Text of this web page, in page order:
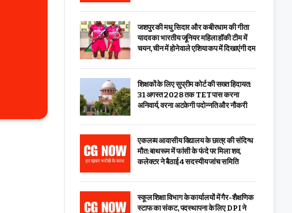
जशपुर की मधु सिदार और कबीरधाम की गीता
यादव का भारतीय जूनियर महिला हॉकी टीम में
चयन, चीन में होने वाले एशिया कप में दिखाएंगी दम
शिक्षकों के लिए सुप्रीम कोर्ट की सख्त हिदायत:
31 अगस्त 2028 तक TET पास करना
अनिवार्य, वरना अटकेगी पदोन्नति और नौकरी
एकलव्य आवासीय विद्यालय के छात्र की संदिग्ध
मौत: बाथरूम में फांसी के फंदे पर मिला शव,
कलेक्टर ने बैठाई 4 सदस्यीय जांच समिति
स्कूल शिक्षा विभाग के कार्यालयों में गैर-शैक्षणिक
स्टाफ का संकट, पदस्थापना के लिए DPI ने